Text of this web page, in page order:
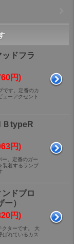
ドフラ
円)
です。定番のカ
ューアクセント
ＢtypeR
円)
ー。定番のガー
装着するランプ
ドプロ
）
円)
クターです。 大
ばれているカス